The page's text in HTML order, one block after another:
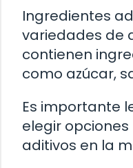
Ingredientes
variedades de
contienen
como azúcar,
Es importante
elegir
aditivos en la